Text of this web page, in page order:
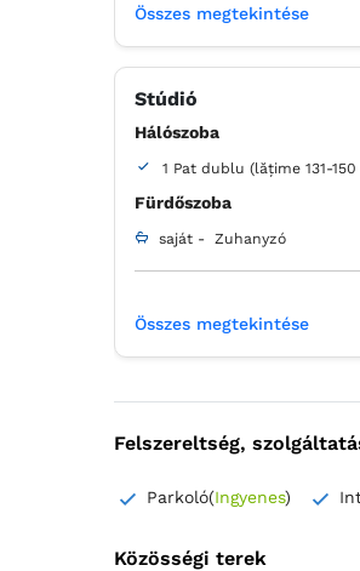
Fürdőszoba
Ingyenes pipereholmi
Hajszárító
Kávéfőző
Mikrohullámú sütő
Főzőlap
Íróasztal
Kábelcsatornák
Kanapé
Fa padló vagy parkett
Összes megtekintése
Stúdió
Hálószoba
1 Pat dublu (lățime 131-
Fürdőszoba
saját - Zuhanyzó
Összes megtekintése
Felszereltség,
Parkoló(Ingyenes)
Közösségi terek